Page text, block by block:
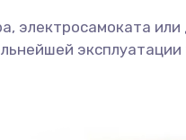
электросамоката или